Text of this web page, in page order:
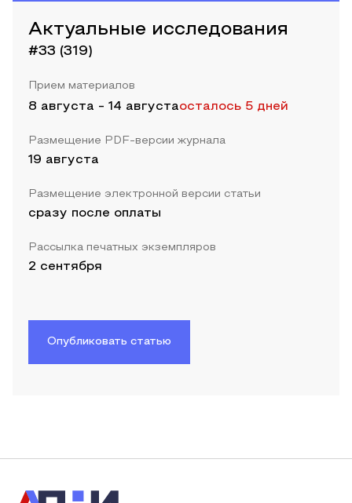
Актуальные исследования
#33 (319)
Прием материалов
8 августа - 14 августаосталось 5 дней
Размещение PDF-версии журнала
19 августа
Размещение электронной версии статьи
сразу после оплаты
Рассылка печатных экземпляров
2 сентября
Опубликовать статью